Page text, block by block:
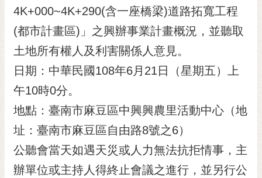
光
花
泉
桐
花
祭
站
導
4K+000~4K+290(含一座橋梁)道路拓寬工程
(都市計畫區)」之興辦事業計畫概況，並聽取
土地所有權人及利害關係人意見。
日期：中華民國108年6月21日（星期五）上
午10時0分。
地點：臺南市麻豆區中興興農里活動中心（地
址：臺南市麻豆區自由路8號之6）
公聽會當天如遇天災或人力無法抗拒情事，主
辦單位或主持人得終止會議之進行，並另行公